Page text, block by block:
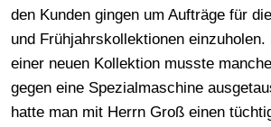
den Kunden gingen um Aufträge für
und Frühjahrskollektionen einzuholen.
einer neuen Kollektion musste
gegen eine Spezialmaschine
hatte man mit Herrn Groß einen